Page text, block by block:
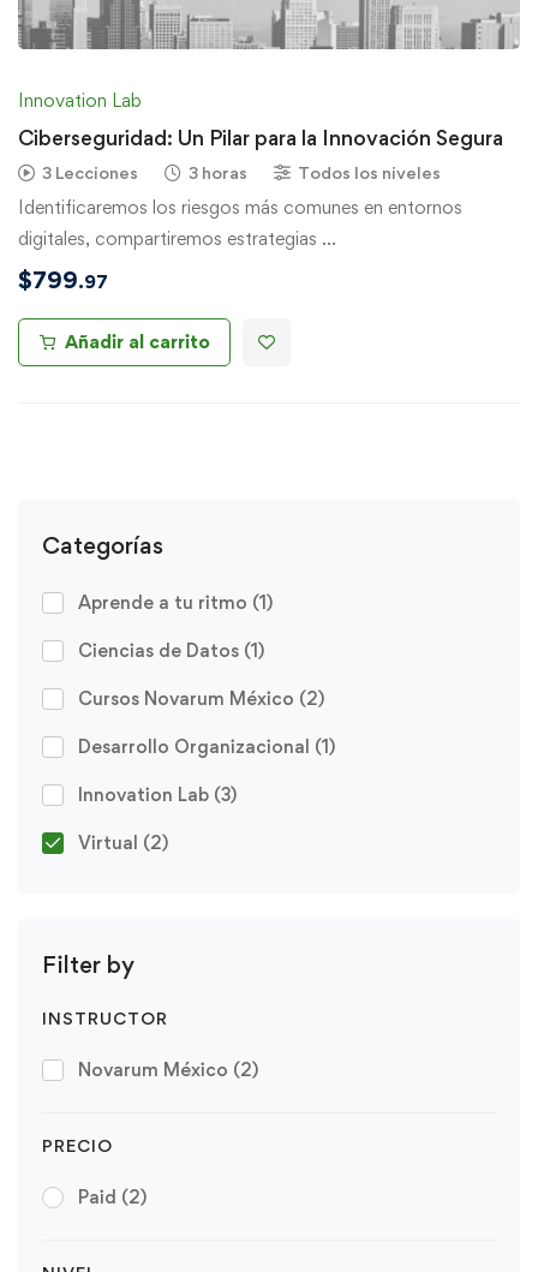
Categorías
Aprende a tu ritmo (1)
Ciencias de Datos (1)
Cursos Novarum México (2)
Desarrollo Organizacional (1)
Innovation Lab (3)
Virtual (2)
Filter by
INSTRUCTOR
Novarum México (2)
PRECIO
Paid (2)
Innovation Lab
Ciberseguridad: Un Pilar para la Innovación Segura
3 Lecciones 3 horas Todos los niveles
Identificaremos los riesgos más comunes en entornos
digitales, compartiremos estrategias …
$799.97
Añadir al carrito